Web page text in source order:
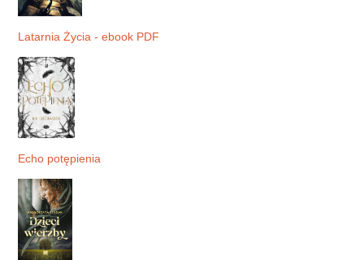
Latarnia Życia - ebook PDF
Echo potępienia